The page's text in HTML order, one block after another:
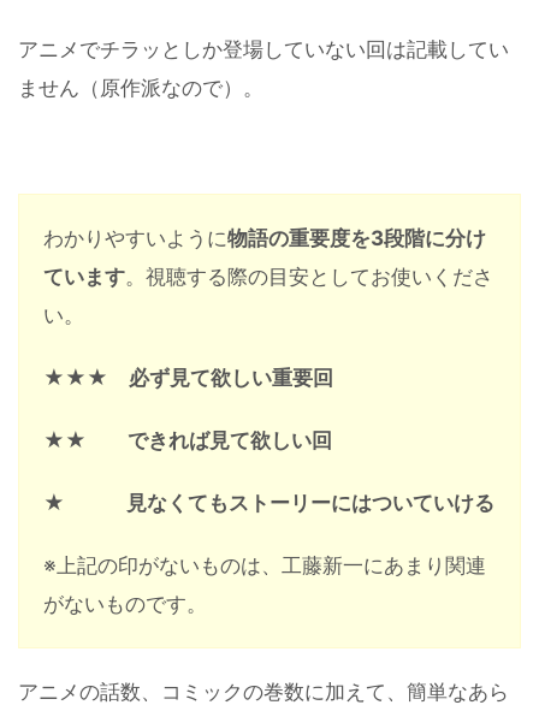
アニメでチラッとしか登場していない回は記載してい
ません（原作派なので）。
わかりやすいように物語の重要度を3段階に分け
ています。視聴する際の目安としてお使いくださ
い。
★★★ 必ず見て欲しい重要回
★★ できれば見て欲しい回
★ 見なくてもストーリーにはついていける
※上記の印がないものは、工藤新一にあまり関連
がないものです。
アニメの話数、コミックの巻数に加えて、簡単なあら